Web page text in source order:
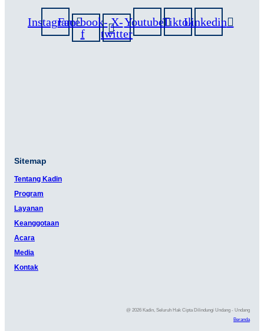
InstagramFacebook-
f
X-
twitter
YoutubeTiktokLinkedin
Sitemap
Tentang Kadin
Program
Layanan
Keanggotaan
Acara
Media
Kontak
@ 2026 Kadin, Seluruh Hak Cipta Dilindungi Undang - Undang
Beranda